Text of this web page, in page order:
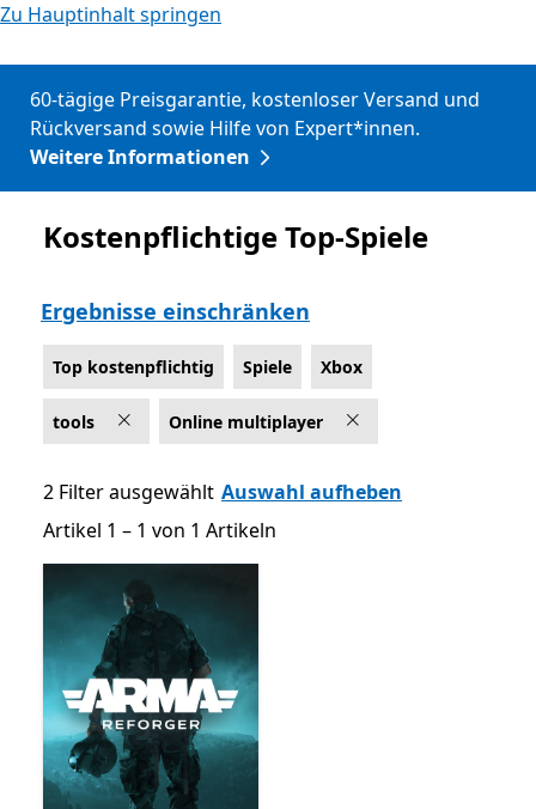
Zu Hauptinhalt springen
60-tägige Preisgarantie, kostenloser Versand und
Rückversand sowie Hilfe von Expert*innen.
Weitere Informationen
Top kostenpflichtig
Kostenpflichtige Top-Spiele
Ergebnisse einschränken
Top kostenpflichtig Spiele Xbox
tools Online multiplayer
2 Filter ausgewählt Auswahl aufheben
Artikel 1 – 1 von 1 Artikeln
Artikel 1 – 1 von 1 Artikeln